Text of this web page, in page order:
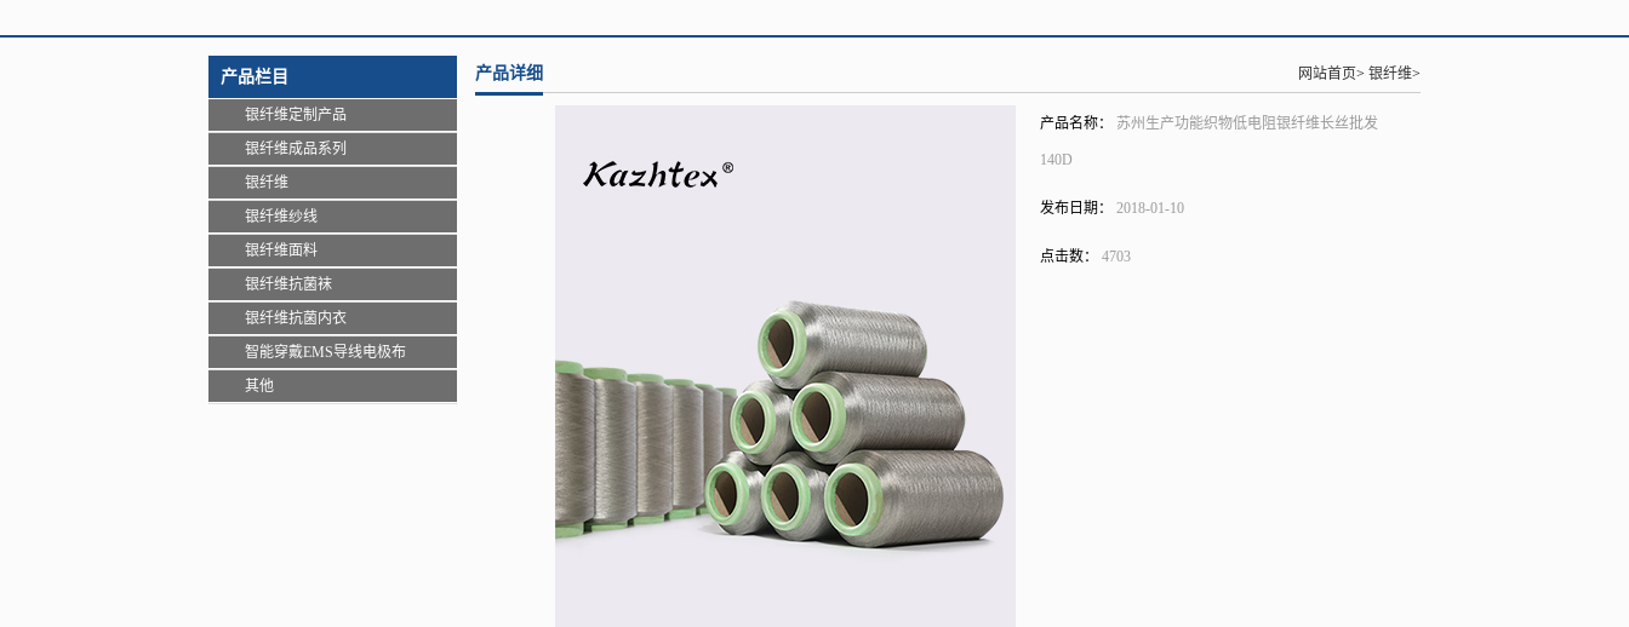
产品栏目
银纤维定制产品
银纤维成品系列
银纤维
银纤维纱线
银纤维面料
银纤维抗菌袜
银纤维抗菌内衣
智能穿戴EMS导线电极布
其他
产品详细 网站首页> 银纤维>
产品名称： 苏州生产功能织物低电阻银纤维长丝批发
140D
发布日期： 2018-01-10
点击数： 4703